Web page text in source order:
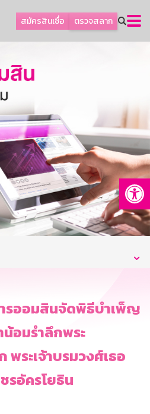
สมัครสินเชื่อ ตรวจสลาก
รออมสินจัดพิธีบำเพ็ญ
อมรำลึกพระ
ระเจ้าบรมวงศ์เธอ
รอัครโยธิน